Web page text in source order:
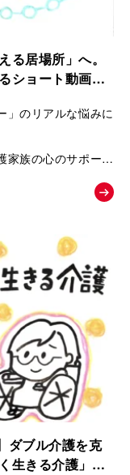
る居場所」へ。
ショート動画｜
」のリアルな悩みに
家族の心のサポート
、課題解決型の紹介
ダブル介護を克
生きる介護」ス